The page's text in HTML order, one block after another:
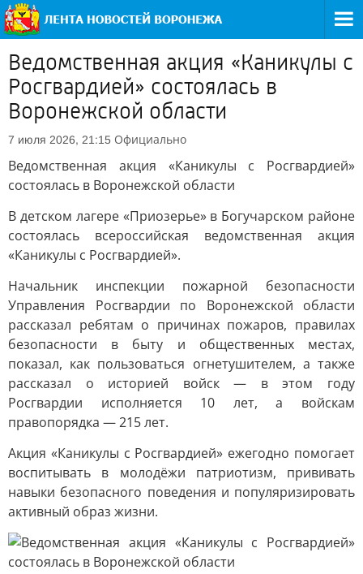
Ведомственная акция «Каникулы с
Росгвардией» состоялась в
Воронежской области
7 июля 2026, 21:15 Официально
Ведомственная акция «Каникулы с Росгвардией»
состоялась в Воронежской области
В детском лагере «Приозерье» в Богучарском районе
состоялась всероссийская ведомственная акция
«Каникулы с Росгвардией».
Начальник инспекции пожарной безопасности
Управления Росгвардии по Воронежской области
рассказал ребятам о причинах пожаров, правилах
безопасности в быту и общественных местах,
показал, как пользоваться огнетушителем, а также
рассказал о историей войск — в этом году
Росгвардии исполняется 10 лет, а войскам
правопорядка — 215 лет.
Акция «Каникулы с Росгвардией» ежегодно помогает
воспитывать в молодёжи патриотизм, прививать
навыки безопасного поведения и популяризировать
активный образ жизни.